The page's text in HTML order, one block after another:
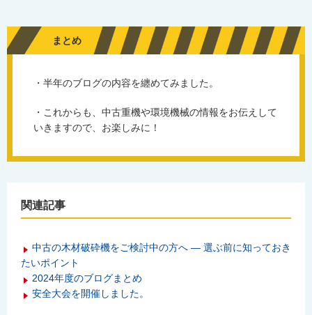
まとめ
・半年のブログの内容を纏めてみました。
・これからも、中古重機や環境機械の情報をお伝えして
いきますので、お楽しみに！
関連記事
中古の木材破砕機をご検討中の方へ ― 選ぶ前に知っておき
たいポイント
2024年度のブログまとめ
安全大会を開催しました。